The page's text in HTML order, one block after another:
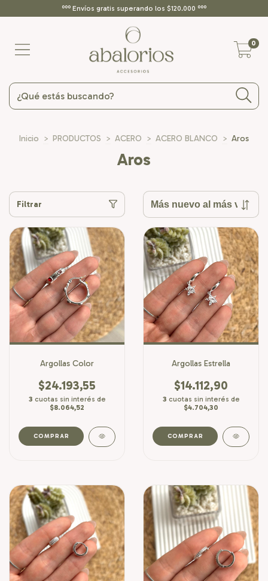
ººº Envíos gratis superando los $120.000 ººº
0
Inicio > PRODUCTOS > ACERO > ACERO BLANCO > Aros
Aros
Filtrar
Argollas Color
$24.193,55
3 cuotas sin interés de
$8.064,52
Argollas Estrella
$14.112,90
3 cuotas sin interés de
$4.704,30